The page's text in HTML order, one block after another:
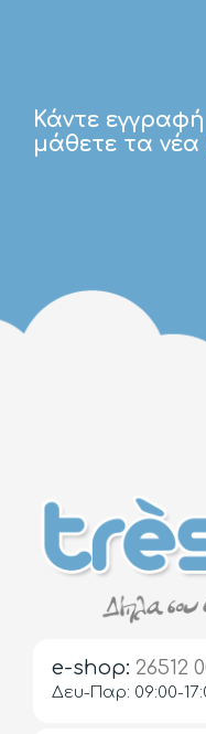
Κάντε
μάθετε τα
e-shop: 26512
Δευ-Παρ: 09:00-